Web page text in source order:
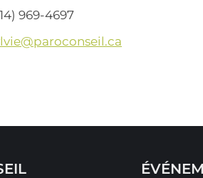
969-4697